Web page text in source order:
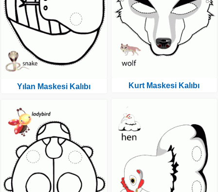
Yılan Maskesi Kalıbı Kurt Maskesi Kalıbı